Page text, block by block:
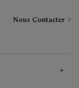
Nous Contacter